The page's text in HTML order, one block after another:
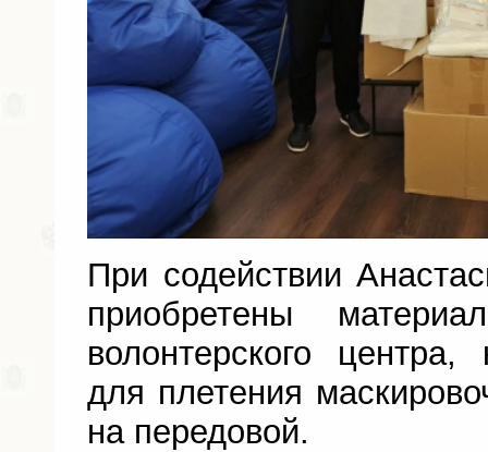
При содействии
приобретены
волонтерского центра,
для плетения
на передовой.